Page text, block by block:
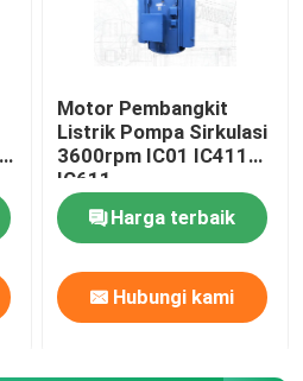
Motor Pembangkit
Listrik Pompa Sirkulasi
3600rpm IC01 IC411
IC611
Harga terbaik
Hubungi kami